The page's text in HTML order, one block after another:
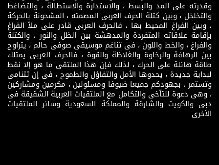
وقدرته على المد والبسط ، والاستدارة والاستطالة ، والتضاغط
والتخلخل ، وبين كتلة الحرف العربى المصمته ، المشحونة بالحركة
، وبين الفراغ المحيط بها ، فالحرف العربى قادر على ملأ الفراغ
بإقامة علاقاته المتفردة والمدهشة بين الظل والنور ، والكتلة
والفراغ ، والخط واللون ، فى تناغم موسيقى صوفى حالم ، يتراوح
بين الرهافة والرخاوة والغلاظة والقوة ، فالحرف العربى يمتلك
طاقة هائلة على الحرك ، لذلك فإن هذا الملتقى ما هو إلا نقط
لبداية جديدة ، يحدوها الأمل والتفاؤل والطموح ، فى إن تتنامى
وتستمر ، بجهودكم جميعا ضيوفا ومسئولين ، مكرمين ومشاركين
، وهى دعوة للتآخى والتكامل مع الملتقيات العربية الشقيقة فى
دبى والكويت والشارقة والمملكة السعودية وسائر الملتقيات
الأخرى